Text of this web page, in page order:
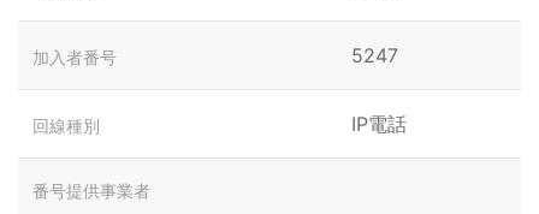
加入者番号 5247
回線種別 IP電話
番号提供事業者